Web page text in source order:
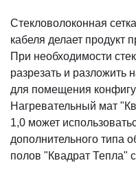
Стекловолоконная
кабеля делает продукт
При необходимости
разрезать и разложить
для помещения
Нагревательный мат
1,0 может
дополнительного типа
полов "Квадрат Тепла"